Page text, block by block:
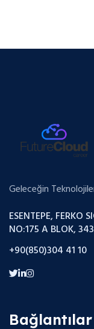
Geleceğin
ESENTEPE, FERKO
NO:175 A BLOK,
+90(850)304 41 10
Bağlantılar